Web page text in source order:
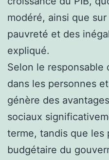
modéré, ainsi que
pauvreté et des
expliqué.
Selon le responsable
dans les personnes
génère des
sociaux
terme, tandis que les
budgétaire du